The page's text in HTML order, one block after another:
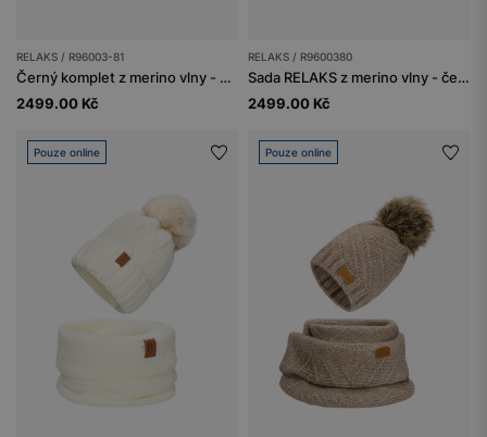
RELAKS / R96003-81
Černý komplet z merino vlny - čepice + šála
2499.00 Kč
RELAKS / R9600380
Sada RELAKS z merino vlny - čepice + šála
2499.00 Kč
Pouze online Pouze online